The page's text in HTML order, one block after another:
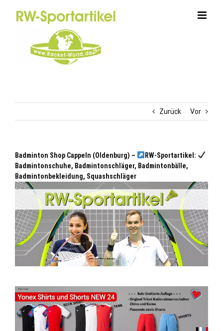
Zurück Vor
Badminton Shop Cappeln (Oldenburg) –
RW-Sportartikel:
Badmintonschuhe, Badmintonschläger, Badmintonbälle,
Badmintonbekleidung, Squashschläger
Oldenburg